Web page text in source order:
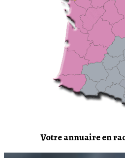
Votre annuaire en